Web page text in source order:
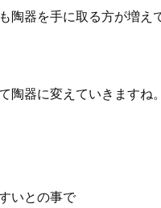
陶器を手に取る方が増え
陶器に変えていきますね。
いとの事で